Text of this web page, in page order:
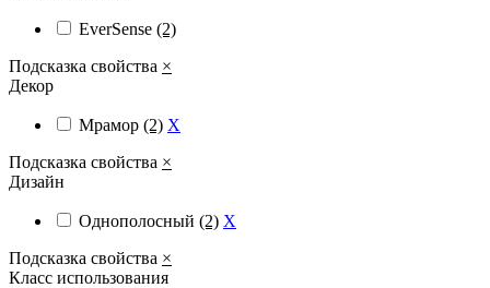
EverSense (2)
Подсказка свойства ×
Декор
Мрамор (2) X
Подсказка свойства ×
Дизайн
Однополосный (2) X
Подсказка свойства ×
Класс использования